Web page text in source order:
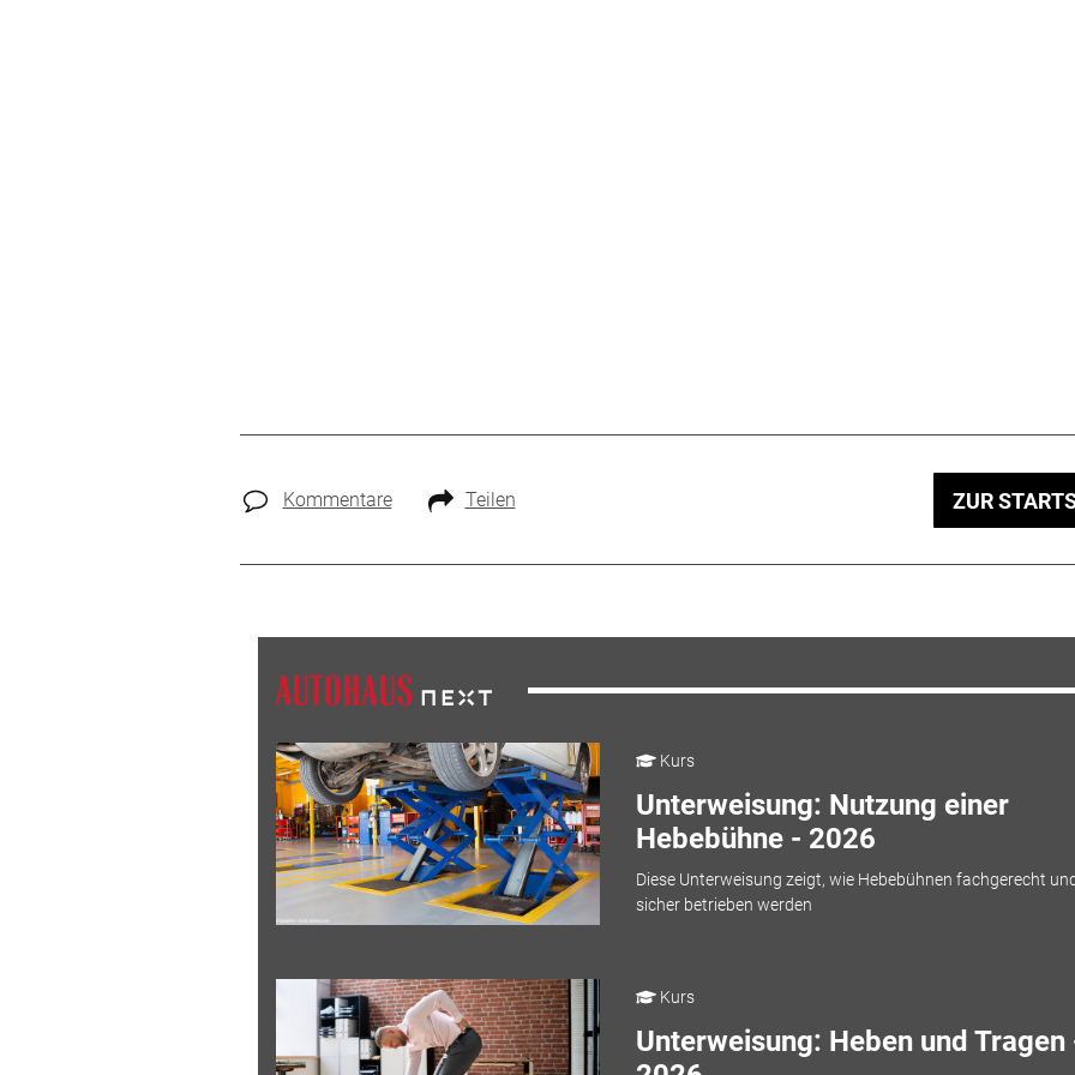
Kommentare Teilen ZUR
Kurs
Unterweisung: Nutzung einer
Hebebühne - 2026
Diese Unterweisung zeigt, wie Hebebühnen fachgerecht
sicher betrieben werden
Kurs
Unterweisung: Heben und Tragen